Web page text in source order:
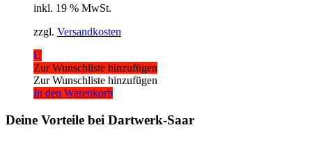
inkl. 19 % MwSt.
zzgl. Versandkosten
U
Zur Wunschliste hinzufügen
Zur Wunschliste hinzufügen
In den Warenkorb
Deine Vorteile bei Dartwerk-Saar